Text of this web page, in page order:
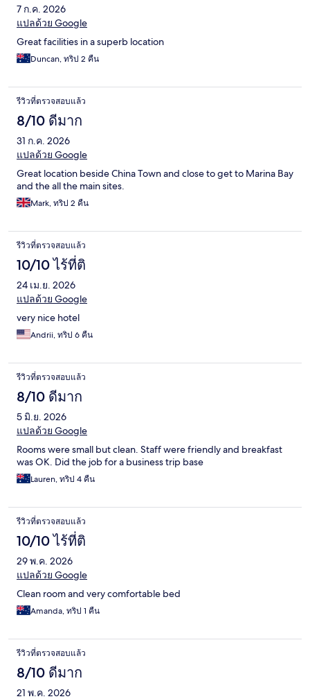
7 ก.ค. 2026
แปลด้วย Google
Great facilities in a superb location
Duncan, ทริป 2 คืน
รีวิวที่ตรวจสอบแล้ว
8/10 ดีมาก
31 ก.ค. 2026
แปลด้วย Google
Great location beside China Town and close to get to Marina Bay
and the all the main sites.
Mark, ทริป 2 คืน
รีวิวที่ตรวจสอบแล้ว
10/10 ไร้ที่ติ
24 เม.ย. 2026
แปลด้วย Google
very nice hotel
Andrii, ทริป 6 คืน
รีวิวที่ตรวจสอบแล้ว
8/10 ดีมาก
5 มิ.ย. 2026
แปลด้วย Google
Rooms were small but clean. Staff were friendly and breakfast
was OK. Did the job for a business trip base
Lauren, ทริป 4 คืน
รีวิวที่ตรวจสอบแล้ว
10/10 ไร้ที่ติ
29 พ.ค. 2026
แปลด้วย Google
Clean room and very comfortable bed
Amanda, ทริป 1 คืน
รีวิวที่ตรวจสอบแล้ว
8/10 ดีมาก
21 พ.ค. 2026